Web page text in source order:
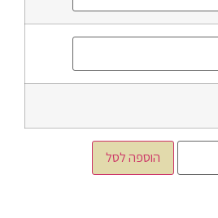
הוספה לסל